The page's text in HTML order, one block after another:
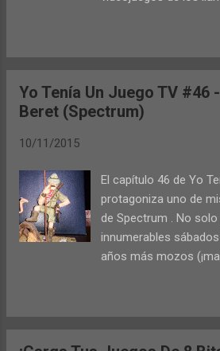
enemigos. Todos
posibles que tiene el
podrás descubrir en
más mientras nos
detalles que
no terminó con su
que actualmente
desarrollando juegos
por sí abultados
Atila Merino de
futuro, aún cuando el
consta de unas 500
sistemas obsoletos.
nuevos lanzamientos
máquinas, o
es tu libro. Y además
porque aunque el
Yo Tenía Un Juego TV #46
Beret (Spectrum)
10/11/2015
El capítulo 46 de Yo
protagoniza uno de
de Spectrum . No
innumerables
años más mozos
una idea que
cómo salvando las
obvias que existen